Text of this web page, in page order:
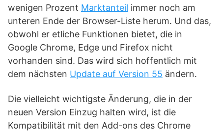
wenigen Prozent Marktanteil immer noch am
unteren Ende der Browser-Liste herum. Und das,
obwohl er etliche Funktionen bietet, die in
Google Chrome, Edge und Firefox nicht
vorhanden sind. Das wird sich hoffentlich mit
dem nächsten Update auf Version 55 ändern.
Die vielleicht wichtigste Änderung, die in der
neuen Version Einzug halten wird, ist die
Kompatibilität mit den Add-ons des Chrome